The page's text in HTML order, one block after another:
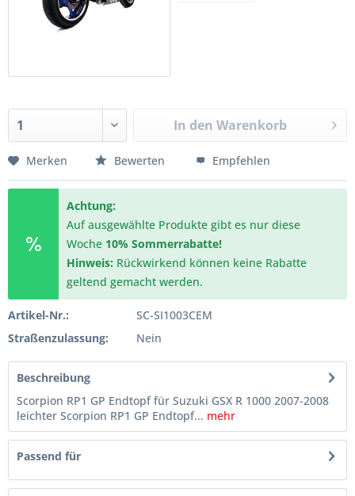
In den Warenkorb
Merken Bewerten Empfehlen
Achtung:
Auf ausgewählte Produkte gibt es nur diese
Woche 10% Sommerrabatte!
Hinweis: Rückwirkend können keine Rabatte
geltend gemacht werden.
Artikel-Nr.:
SC-SI1003CEM
Straßenzulassung:
Nein
Beschreibung
Scorpion RP1 GP Endtopf für Suzuki GSX R 1000 2007-2008
leichter Scorpion RP1 GP Endtopf... mehr
Passend für